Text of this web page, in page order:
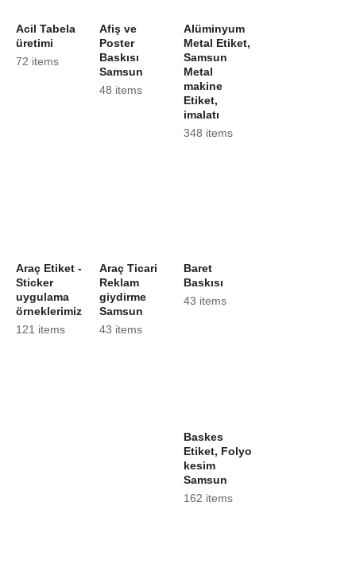
Acil Tabela
üretimi
72 items
Afiş ve
Poster
Baskısı
Samsun
48 items
Alüminyum
Metal Etiket,
Samsun
Metal
makine
Etiket,
imalatı
348 items
Araç Etiket -
Sticker
uygulama
örneklerimiz
121 items
Araç Ticari
Reklam
giydirme
Samsun
43 items
Baret
Baskısı
43 items
Baskes
Etiket, Folyo
kesim
Samsun
162 items